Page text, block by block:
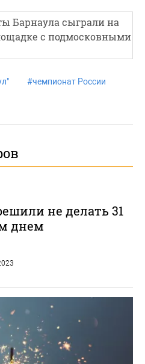
Барнаула сыграли на
с подмосковными
#чемпионат России
не делать 31
днем